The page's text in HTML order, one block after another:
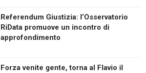
Referendum Giustizia: l’Osservatorio
RiData promuove un incontro di
approfondimento
Forza venite gente, torna al Flavio il